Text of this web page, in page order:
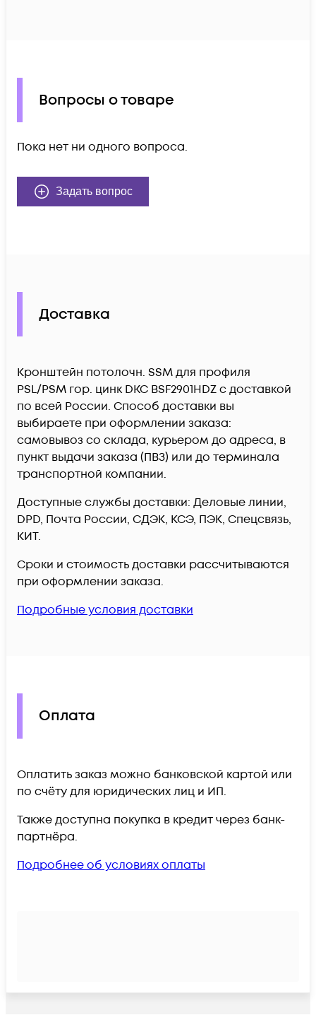
Вопросы о товаре
Пока нет ни одного вопроса.
Задать вопрос
Доставка
Кронштейн потолочн. SSM для профиля
PSL/PSM гор. цинк DKC BSF2901HDZ c доставкой
по всей России. Способ доставки вы
выбираете при оформлении заказа:
самовывоз со склада, курьером до адреса, в
пункт выдачи заказа (ПВЗ) или до терминала
транспортной компании.
Доступные службы доставки: Деловые линии,
DPD, Почта России, СДЭК, КСЭ, ПЭК, Спецсвязь,
КИТ.
Сроки и стоимость доставки рассчитываются
при оформлении заказа.
Подробные условия доставки
Оплата
Оплатить заказ можно банковской картой или
по счёту для юридических лиц и ИП.
Также доступна покупка в кредит через банк-
партнёра.
Подробнее об условиях оплаты